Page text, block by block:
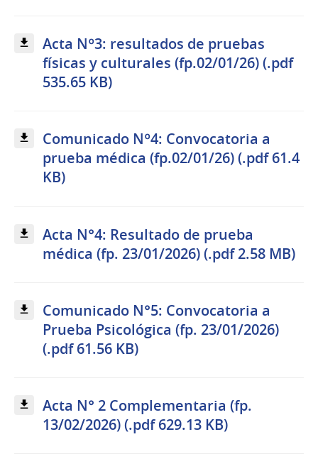
Acta Nº3: resultados de pruebas
físicas y culturales (fp.02/01/26) (.pdf
535.65 KB)
Comunicado Nº4: Convocatoria a
prueba médica (fp.02/01/26) (.pdf 61.4
KB)
Acta N°4: Resultado de prueba
médica (fp. 23/01/2026) (.pdf 2.58 MB)
Comunicado N°5: Convocatoria a
Prueba Psicológica (fp. 23/01/2026)
(.pdf 61.56 KB)
Acta N° 2 Complementaria (fp.
13/02/2026) (.pdf 629.13 KB)